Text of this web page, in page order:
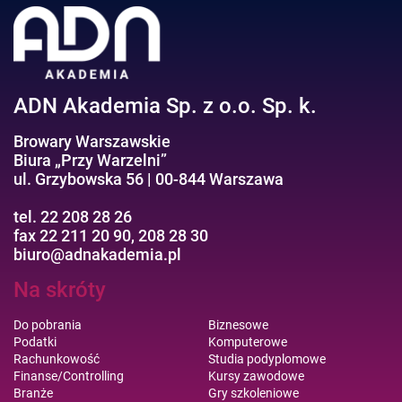
Efektywność osobista//Wellbeing
ADN Akademia Sp. z o.o. Sp. k.
Browary Warszawskie
Biura „Przy Warzelni”
ul. Grzybowska 56 | 00-844 Warszawa
tel. 22 208 28 26
fax 22 211 20 90, 208 28 30
biuro@adnakademia.pl
Na skróty
Do pobrania
Podatki
Rachunkowość
Finanse/Controlling
Branże
Biznesowe
Komputerowe
Studia podyplomowe
Kursy zawodowe
Gry szkoleniowe